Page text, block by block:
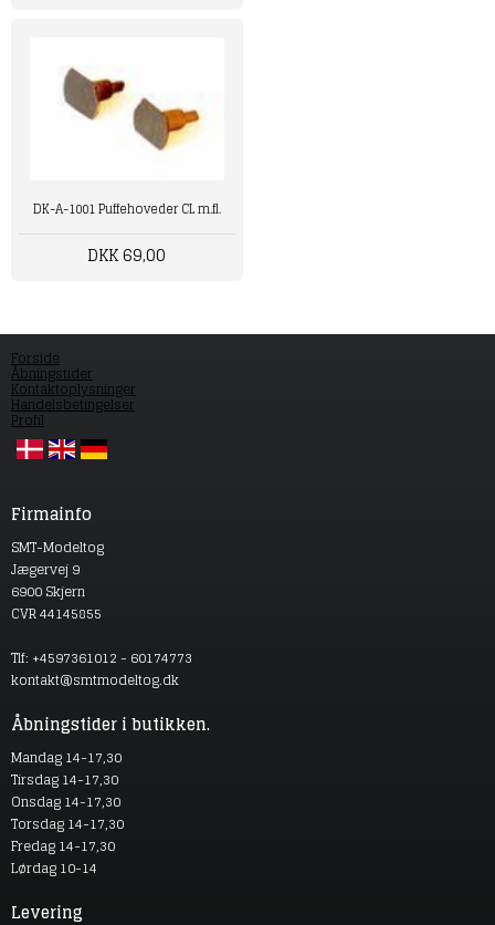
DK-A-1001 Puffehoveder CL m.fl.
DKK 69,00
Forside
Åbningstider
Kontaktoplysninger
Handelsbetingelser
Profil
Firmainfo
SMT-Modeltog
Jægervej 9
6900 Skjern
CVR 44145855
Tlf: +4597361012 - 60174773
kontakt@smtmodeltog.dk
Åbningstider i butikken.
Mandag 14-17,30
Tirsdag 14-17,30
Onsdag 14-17,30
Torsdag 14-17,30
Fredag 14-17,30
Lørdag 10-14
Levering